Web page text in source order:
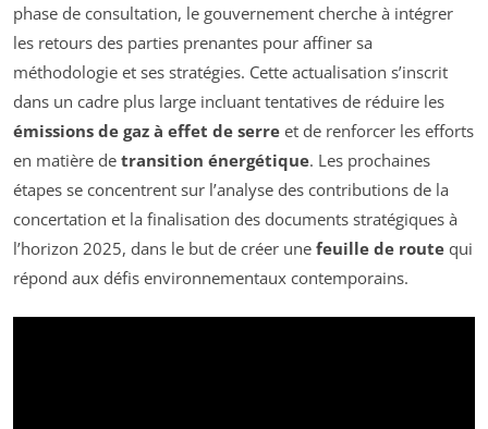
phase de consultation, le gouvernement cherche à intégrer
les retours des parties prenantes pour affiner sa
méthodologie et ses stratégies. Cette actualisation s’inscrit
dans un cadre plus large incluant tentatives de réduire les
émissions de gaz à effet de serre et de renforcer les efforts
en matière de transition énergétique. Les prochaines
étapes se concentrent sur l’analyse des contributions de la
concertation et la finalisation des documents stratégiques à
l’horizon 2025, dans le but de créer une feuille de route qui
répond aux défis environnementaux contemporains.